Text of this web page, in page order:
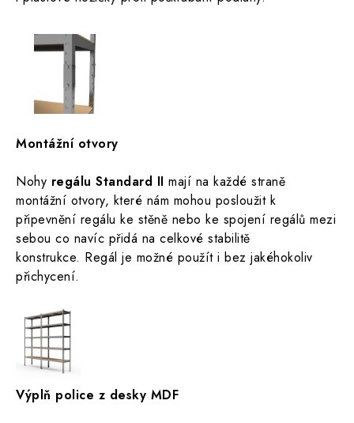
Montážní otvory
Nohy regálu Standard II mají na každé straně
montážní otvory, které nám mohou posloužit k
připevnění regálu ke stěně nebo ke spojení regálů mezi
sebou co navíc přidá na celkové stabilitě
konstrukce. Regál je možné použít i bez jakéhokoliv
přichycení.
Výplň police z desky MDF